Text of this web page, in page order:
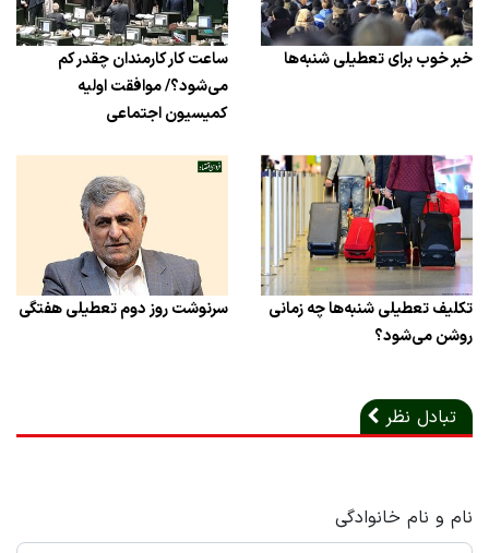
خبر خوب برای تعطیلی شنبه‌ها
ساعت کار کارمندان چقدر کم
می‌شود؟/ موافقت اولیه
کمیسیون اجتماعی
تکلیف تعطیلی شنبه‌ها چه زمانی
روشن می‌شود؟
سرنوشت روز دوم تعطیلی هفتگی
تبادل نظر
نام و نام خانوادگی